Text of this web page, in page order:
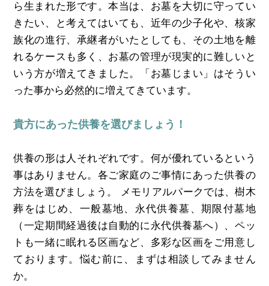
ら生まれた形です。本当は、お墓を大切に守ってい
きたい、と考えてはいても、近年の少子化や、核家
族化の進行、承継者がいたとしても、その土地を離
れるケースも多く、お墓の管理が現実的に難しいと
いう方が増えてきました。「お墓じまい」はそうい
った事から必然的に増えてきています。
貴方にあった供養を選びましょう！
供養の形は人それぞれです。何が優れているという
事はありません。各ご家庭のご事情にあった供養の
方法を選びましょう。 メモリアルパークでは、樹木
葬をはじめ、一般墓地、永代供養墓、期限付墓地
（一定期間経過後は自動的に永代供養墓へ）、ペッ
トも一緒に眠れる区画など、多彩な区画をご用意し
ております。悩む前に、まずは相談してみません
か。